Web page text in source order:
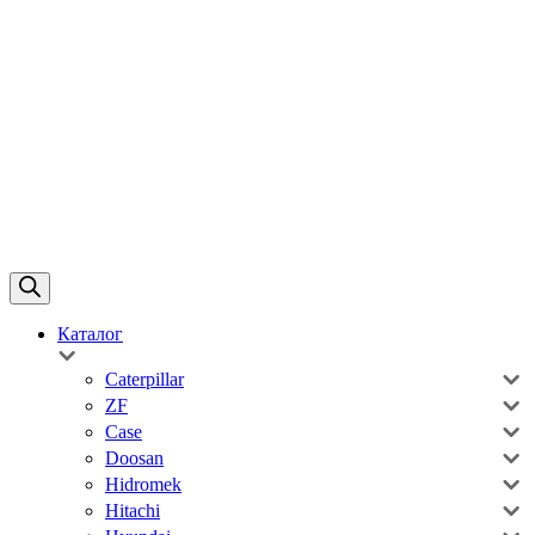
Каталог
Caterpillar
ZF
Case
Doosan
Hidromek
Hitachi